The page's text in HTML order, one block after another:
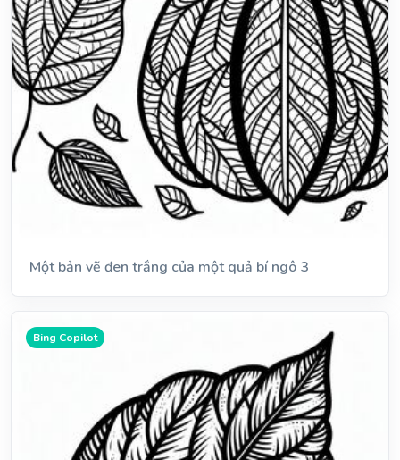
Một bản vẽ đen trắng của một quả bí ngô 3
Bing Copilot